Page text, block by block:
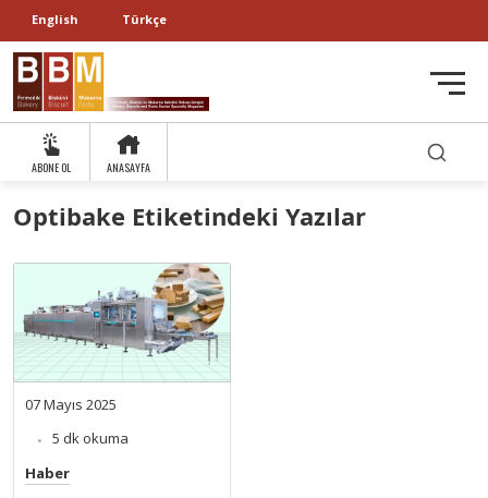
English Türkçe
ABONE OL ANASAYFA
Optibake Etiketindeki Yazılar
07 Mayıs 2025
5 dk okuma
Haber